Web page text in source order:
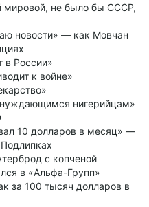
мировой, не было бы СССР,
новости» — как Мовчан
в России»
к войне»
нигерийцам»
10 долларов в месяц» —
с копченой
в «Альфа-Групп»
за 100 тысяч долларов в